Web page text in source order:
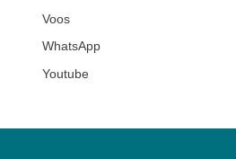
Voos
WhatsApp
Youtube